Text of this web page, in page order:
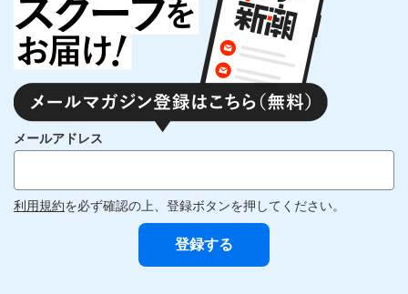
メールアドレス
利用規約を必ず確認の上、登録ボタンを押してください。